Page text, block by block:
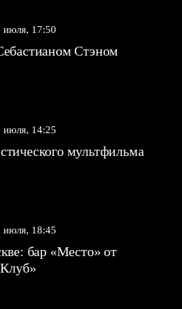
июля, 17:50
Стэном
июля, 14:25
мультфильма
июля, 18:45
бар «Место» от